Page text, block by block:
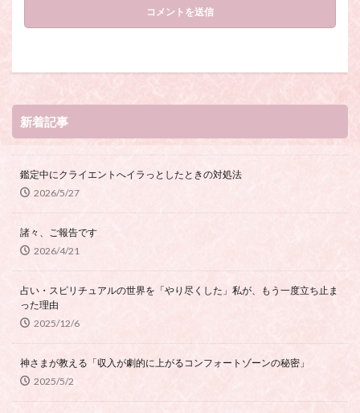
新着記事
鑑定中にクライエントへイラっとしたときの対処法
2026/5/27
諸々、ご報告です
2026/4/21
占い・スピリチュアルの世界を「やり尽くした」私が、もう一度立ち止ま
った理由
2025/12/6
神さまが教える「収入が劇的に上がるコンフォートゾーンの秘密」
2025/5/2